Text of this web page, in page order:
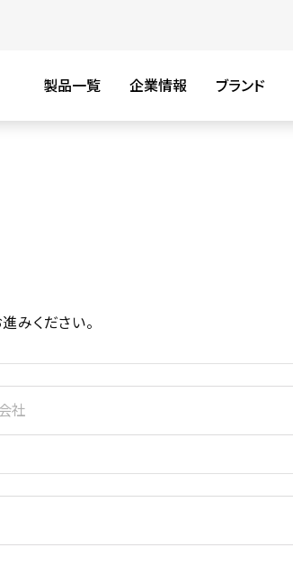
製品一覧 企業情報 ブランド
みください。